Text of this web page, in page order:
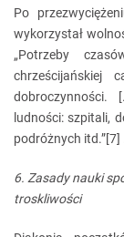
Po
wykorzystał
„Potrzeby
chrześcijańskiej
dobroczynności.
ludności: szpitali,
podróżnych itd.”[7]
6. Zasady nauki
troskliwości